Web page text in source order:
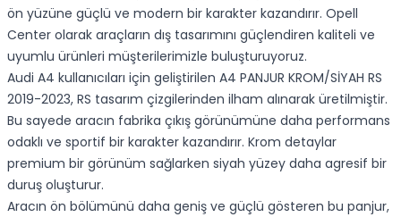
ön yüzüne güçlü ve modern bir karakter kazandırır. Opell
Center olarak araçların dış tasarımını güçlendiren kaliteli ve
uyumlu ürünleri müşterilerimizle buluşturuyoruz.
Audi A4 kullanıcıları için geliştirilen A4 PANJUR KROM/SİYAH RS
2019-2023, RS tasarım çizgilerinden ilham alınarak üretilmiştir.
Bu sayede aracın fabrika çıkış görünümüne daha performans
odaklı ve sportif bir karakter kazandırır. Krom detaylar
premium bir görünüm sağlarken siyah yüzey daha agresif bir
duruş oluşturur.
Aracın ön bölümünü daha geniş ve güçlü gösteren bu panjur,